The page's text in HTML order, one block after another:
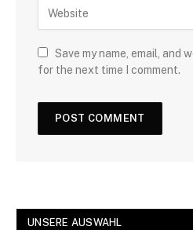
Save my name, email, and
for the next time I comment.
UNSERE AUSWAHL